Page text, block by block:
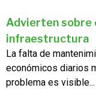
Advierten sobre
infraestructura
La falta de
económicos diarios
problema es visible...